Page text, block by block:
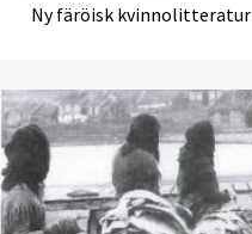
Ny färöisk kvinnolitteratur